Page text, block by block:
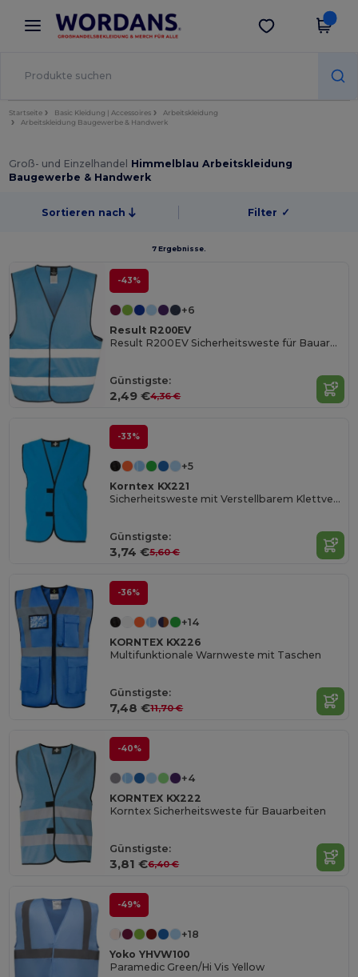
× Wordans App
Bessere Preise in der App!
App holen
Startseite Basic Kleidung | Accessoires
Arbeitskleidung
Arbeitskleidung Baugewerbe & Handwerk
Groß- und Einzelhandel Himmelblau Arbeitskleidung
Baugewerbe & Handwerk
Sortieren nach Filter ✓
7 Ergebnisse.
-43%
+6
Result R200EV
Result R200EV Sicherheitsweste für Bauarbeiter
Günstigste:
2,49 €4,36 €
-33%
+5
Korntex KX221
Sicherheitsweste mit Verstellbarem Klettverschluss
Günstigste:
3,74 €5,60 €
-36%
+14
KORNTEX KX226
Multifunktionale Warnweste mit Taschen
Günstigste:
7,48 €11,70 €
-40%
+4
KORNTEX KX222
Korntex Sicherheitsweste für Bauarbeiten
Günstigste:
3,81 €6,40 €
-49%
+18
Yoko YHVW100
Paramedic Green/Hi Vis Yellow